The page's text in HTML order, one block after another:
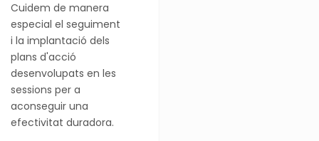
Cuidem de manera
especial el seguiment
i la implantació dels
plans d'acció
desenvolupats en les
sessions per a
aconseguir una
efectivitat duradora.